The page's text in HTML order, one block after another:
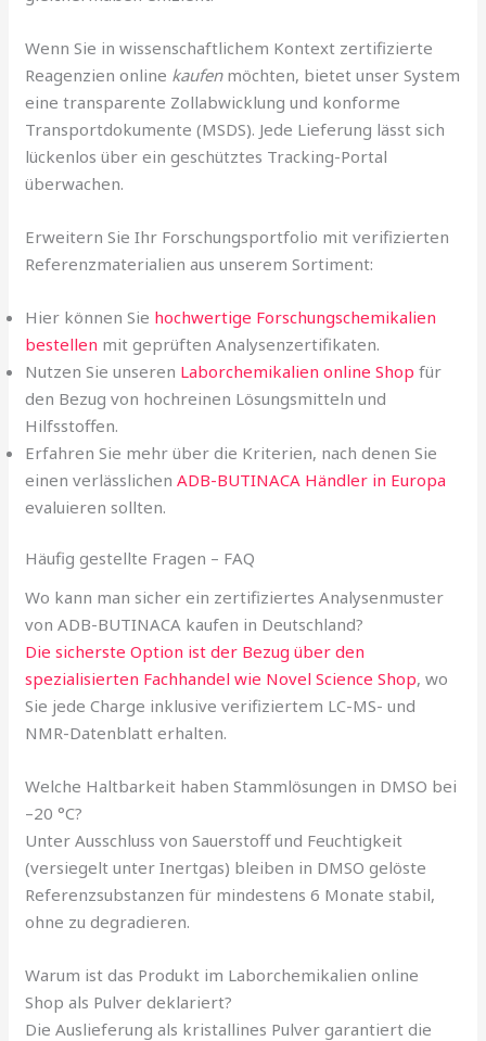
Wenn Sie in wissenschaftlichem Kontext zertifizierte
Reagenzien online kaufenmöchten, bietet unser System
eine transparente Zollabwicklung und konforme
Transportdokumente (MSDS). Jede Lieferung lässt sich
lückenlos über ein geschütztes Tracking-Portal
überwachen.
Erweitern Sie Ihr Forschungsportfolio mit verifizierten
Referenzmaterialien aus unserem Sortiment:
Hier können Sie hochwertige Forschungschemikalien
bestellen mit geprüften Analysenzertifikaten.
Nutzen Sie unseren Laborchemikalien online Shop für
den Bezug von hochreinen Lösungsmitteln und
Hilfsstoffen.
Erfahren Sie mehr über die Kriterien, nach denen Sie
einen verlässlichenADB-BUTINACA Händler in Europa
evaluieren sollten.
Häufig gestellte Fragen – FAQ
Wo kann man sicher ein zertifiziertes Analysenmuster
von ADB-BUTINACA kaufen in Deutschland?
Die sicherste Option ist der Bezug über den
spezialisierten Fachhandel wie Novel Science Shop, wo
Sie jede Charge inklusive verifiziertem LC-MS- und
NMR-Datenblatt erhalten.
Welche Haltbarkeit haben Stammlösungen in DMSO bei
–20 °C?
Unter Ausschluss von Sauerstoff und Feuchtigkeit
(versiegelt unter Inertgas) bleiben in DMSO gelöste
Referenzsubstanzen für mindestens 6 Monate stabil,
ohne zu degradieren.
Warum ist das Produkt im Laborchemikalien online
Shop als Pulver deklariert?
Die Auslieferung als kristallines Pulver garantiert die